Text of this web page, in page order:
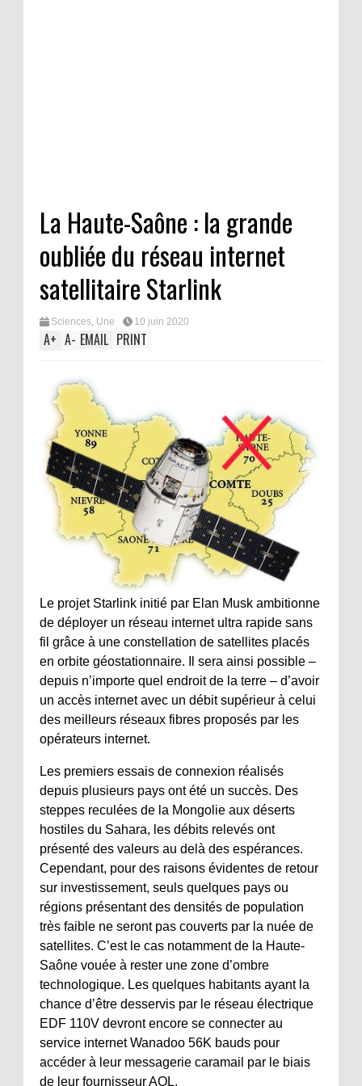
La Haute-Saône : la grande
oubliée du réseau internet
satellitaire Starlink
Sciences, Une 10 juin 2020
A+ A- EMAIL PRINT
Le projet Starlink initié par Elan Musk ambitionne
de déployer un réseau internet ultra rapide sans
fil grâce à une constellation de satellites placés
en orbite géostationnaire. Il sera ainsi possible –
depuis n’importe quel endroit de la terre – d’avoir
un accès internet avec un débit supérieur à celui
des meilleurs réseaux fibres proposés par les
opérateurs internet.
Les premiers essais de connexion réalisés
depuis plusieurs pays ont été un succès. Des
steppes reculées de la Mongolie aux déserts
hostiles du Sahara, les débits relevés ont
présenté des valeurs au delà des espérances.
Cependant, pour des raisons évidentes de retour
sur investissement, seuls quelques pays ou
régions présentant des densités de population
très faible ne seront pas couverts par la nuée de
satellites. C’est le cas notamment de la Haute-
Saône vouée à rester une zone d’ombre
technologique. Les quelques habitants ayant la
chance d’être desservis par le réseau électrique
EDF 110V devront encore se connecter au
service internet Wanadoo 56K bauds pour
accéder à leur messagerie caramail par le biais
de leur fournisseur AOL.